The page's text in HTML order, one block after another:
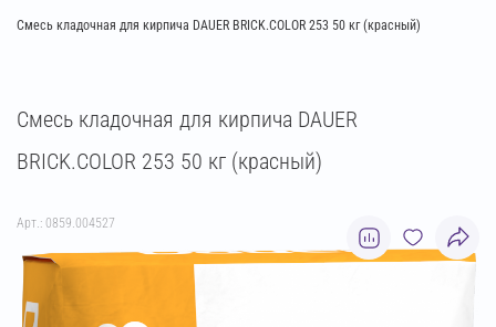
Смесь кладочная для кирпича DAUER BRICK.COLOR 253 50 кг (красный)
Смесь кладочная для кирпича DAUER
BRICK.COLOR 253 50 кг (красный)
Арт.: 0859.004527